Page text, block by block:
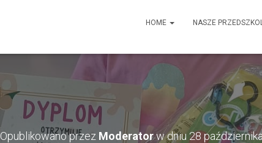
HOME NASZE
Opublikowano przez Moderatorw dniu 28